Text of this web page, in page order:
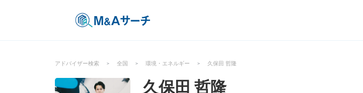
アドバイザー検索 全国 環境・エネルギー 久保田 哲隆
久保田 哲隆